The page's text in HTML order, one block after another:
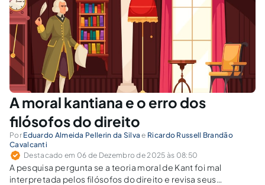
A moral kantiana e o erro dos
filósofos do direito
Por Eduardo Almeida Pellerin da Silva e Ricardo Russell Brandão
Cavalcanti
Destacado em 06 de Dezembro de 2025 às 08:50
A pesquisa pergunta se a teoria moral de Kant foi mal
interpretada pelos filósofos do direito e revisa seus